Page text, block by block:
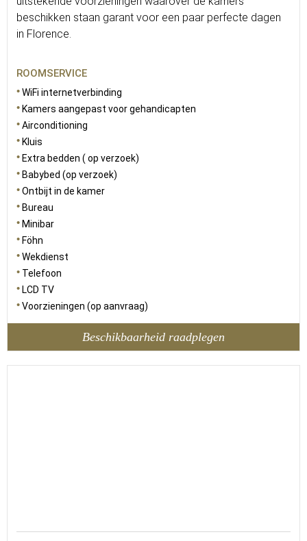
beschikken staan garant voor een paar perfecte dagen
in Florence.
ROOMSERVICE
WiFi internetverbinding
Kamers aangepast voor gehandicapten
Airconditioning
Kluis
Extra bedden ( op verzoek)
Babybed (op verzoek)
Ontbijt in de kamer
Bureau
Minibar
Föhn
Wekdienst
Telefoon
LCD TV
Voorzieningen (op aanvraag)
Beschikbaarheid raadplegen